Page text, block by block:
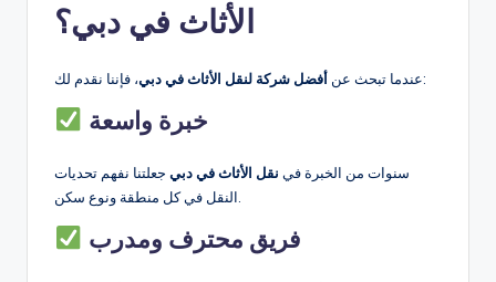
الأثاث في دبي؟
عندما تبحث عن أفضل شركة لنقل الأثاث في دبي ، فإننا نقدم لك:
خبرة واسعة
سنوات من الخبرة في نقل الأثاث في دبي جعلتنا نفهم تحديات
فريق محترف ومدرب